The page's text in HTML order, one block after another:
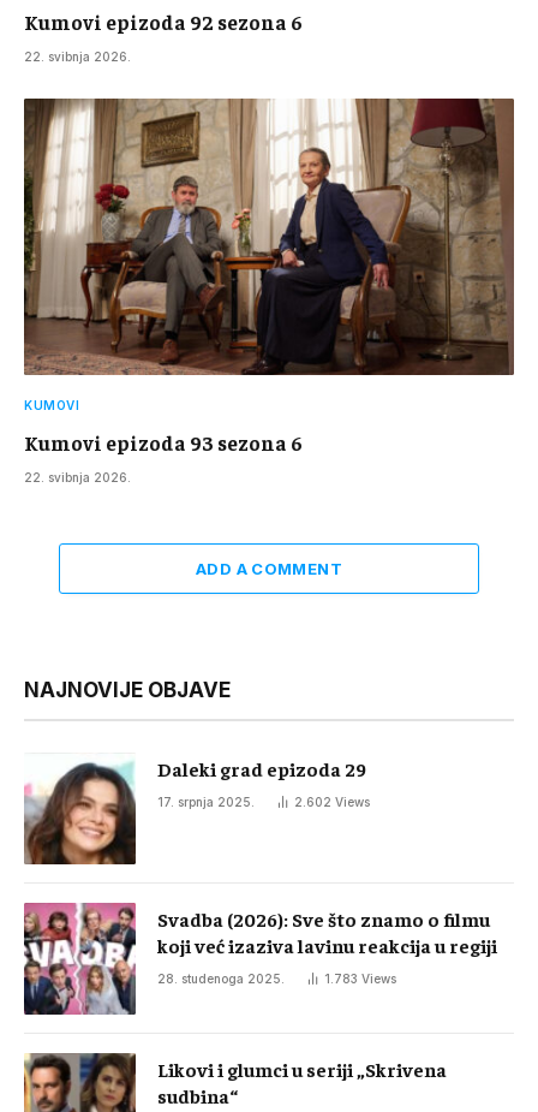
Kumovi epizoda 92 sezona 6
22. svibnja 2026.
KUMOVI
Kumovi epizoda 93 sezona 6
22. svibnja 2026.
ADD A COMMENT
NAJNOVIJE OBJAVE
Daleki grad epizoda 29
17. srpnja 2025. 2.602 Views
Svadba (2026): Sve što znamo o filmu
koji već izaziva lavinu reakcija u regiji
28. studenoga 2025. 1.783 Views
Likovi i glumci u seriji „Skrivena
sudbina“